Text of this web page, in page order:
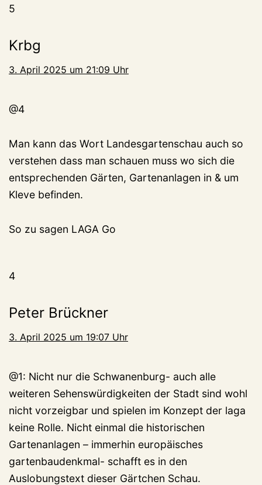
5
Krbg
3. April 2025 um 21:09 Uhr
@4
Man kann das Wort Landesgartenschau auch so
verstehen dass man schauen muss wo sich die
entsprechenden Gärten, Gartenanlagen in & um
Kleve befinden.
So zu sagen LAGA Go
4
Peter Brückner
3. April 2025 um 19:07 Uhr
@1: Nicht nur die Schwanenburg- auch alle
weiteren Sehenswürdigkeiten der Stadt sind wohl
nicht vorzeigbar und spielen im Konzept der laga
keine Rolle. Nicht einmal die historischen
Gartenanlagen – immerhin europäisches
gartenbaudenkmal- schafft es in den
Auslobungstext dieser Gärtchen Schau.